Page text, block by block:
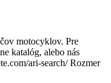
motocyklov. Pre
katalóg, alebo nás
ari-search/ Rozmer